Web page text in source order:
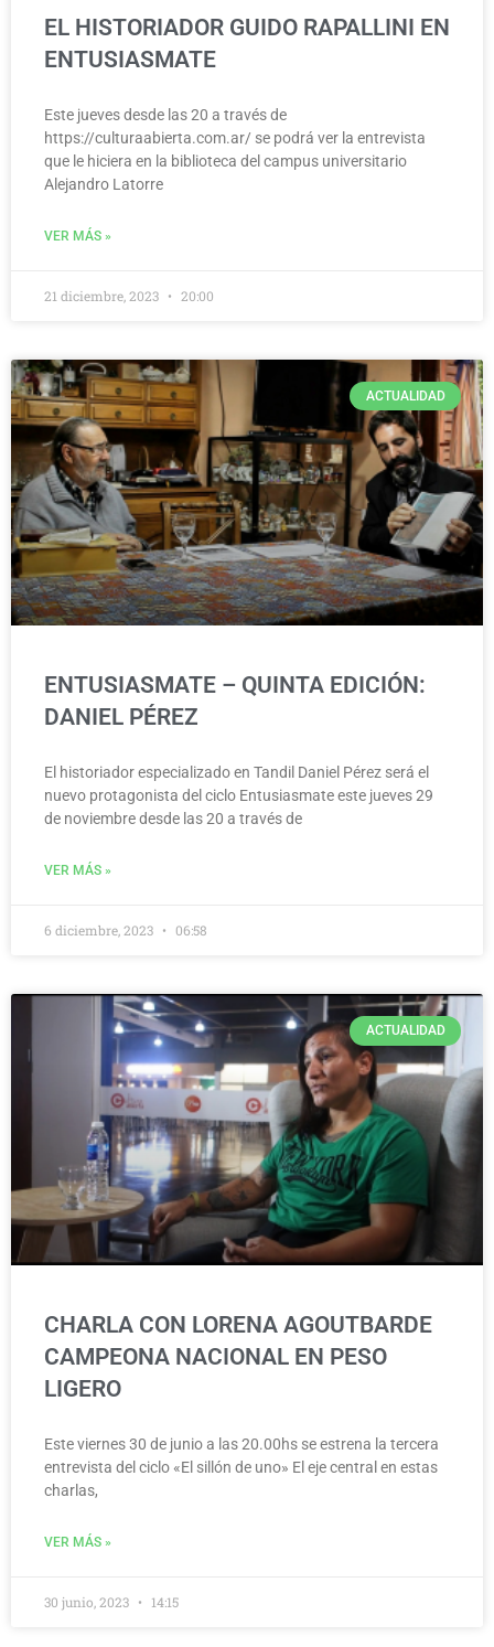
EL HISTORIADOR GUIDO RAPALLINI EN
ENTUSIASMATE
Este jueves desde las 20 a través de
https://culturaabierta.com.ar/ se podrá ver la entrevista
que le hiciera en la biblioteca del campus universitario
Alejandro Latorre
VER MÁS »
21 diciembre, 2023 20:00
ACTUALIDAD
ENTUSIASMATE – QUINTA EDICIÓN:
DANIEL PÉREZ
El historiador especializado en Tandil Daniel Pérez será el
nuevo protagonista del ciclo Entusiasmate este jueves 29
de noviembre desde las 20 a través de
VER MÁS »
6 diciembre, 2023 06:58
ACTUALIDAD
CHARLA CON LORENA AGOUTBARDE
CAMPEONA NACIONAL EN PESO
LIGERO
Este viernes 30 de junio a las 20.00hs se estrena la tercera
entrevista del ciclo «El sillón de uno» El eje central en estas
charlas,
VER MÁS »
30 junio, 2023 14:15